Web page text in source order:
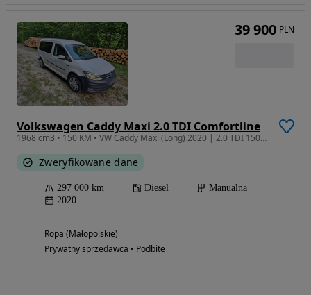
Volkswagen Caddy Maxi 2.0 TDI Comfortline
1968 cm3 • 150 KM • VW Caddy Maxi (Long) 2020 | 2.0 TDI 150 KM | Bezwypadkowy
Zweryfikowane dane
297 000 km Diesel
Manualna
2020
Ropa (Małopolskie)
Prywatny sprzedawca • Podbite
39 900 PLN